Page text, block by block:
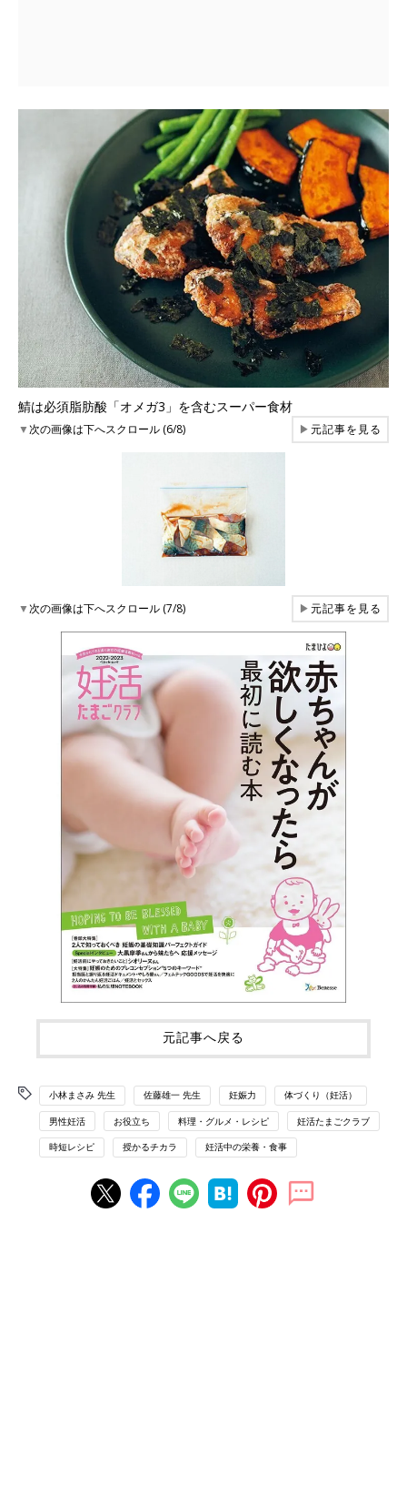
鯖は必須脂肪酸「オメガ3」を含むスーパー食材
▼次の画像は下へスクロール (6/8) ▶元記事を見る
▼次の画像は下へスクロール (7/8) ▶元記事を見る
元記事へ戻る
小林まさみ 先生 佐藤雄一 先生 妊娠力 体づくり（妊活）
男性妊活 お役立ち 料理・グルメ・レシピ 妊活たまごクラブ
時短レシピ 授かるチカラ 妊活中の栄養・食事